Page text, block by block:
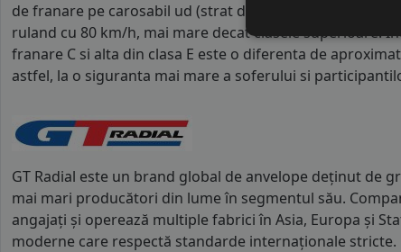
de franare pe carosabil ud (strat de apa intre 0.5 mm si
ruland cu 80 km/h, mai mare decat clasele superioare.
franare C si alta din clasa E este o diferenta de
astfel, la o siguranta mai mare a soferului si
GT Radial este un brand global de anvelope deținut de
mai mari producători din lume în segmentul său.
angajați și operează multiple fabrici în Asia, Europa și
moderne care respectă standarde internaționale stricte.